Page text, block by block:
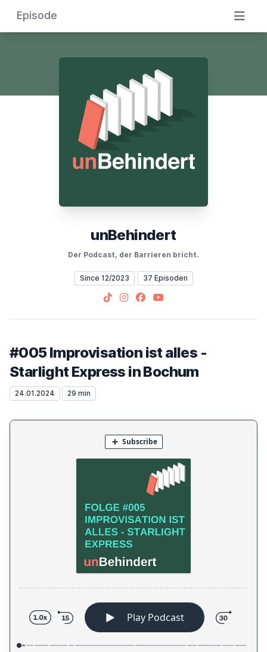
Episode
unBehindert
Der Podcast, der Barrieren bricht.
Since 12/2023 37 Episoden
TikTokInstagram
Facebook
YouTube
#005 Improvisation ist alles -
Starlight Express in Bochum
24.01.2024 29 min